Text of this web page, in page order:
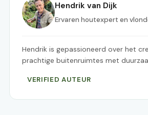
Hendrik van Dijk
Ervaren houtexpert en
Hendrik is gepassioneerd over het
prachtige buitenruimtes met
VERIFIED AUTEUR